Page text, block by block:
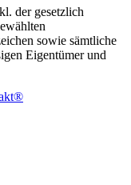
der gesetzlich
sowie sämtliche
Eigentümer und